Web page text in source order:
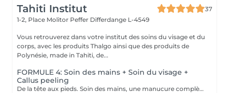
Tahiti Institut
37
1-2, Place Molitor Peffer Differdange L-4549
Vous retrouverez dans votre institut des soins du visage et du
corps, avec les produits Thalgo ainsi que des produits de
Polynésie, made in Tahiti, de...
FORMULE 4: Soin des mains + Soin du visage +
Callus peeling
De la tête aux pieds. Soin des mains, une manucure complète avec trempage, limage, travail des cuticules ainsi que gommage Soin du visage Bora Bora ( gommage et massage à l'huile de coco) Callus peeling, Patch à base d'acide glycolique qui permettent le retrait des callosités au niveau des pieds Pour plus de précision, n'hésitez pas whatsapp, SMS ou appel au 661 555 858